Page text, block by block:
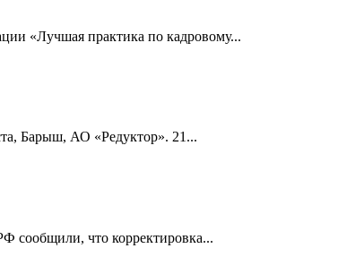
«Лучшая практика по кадровому...
Барыш, АО «Редуктор». 21...
сообщили, что корректировка...